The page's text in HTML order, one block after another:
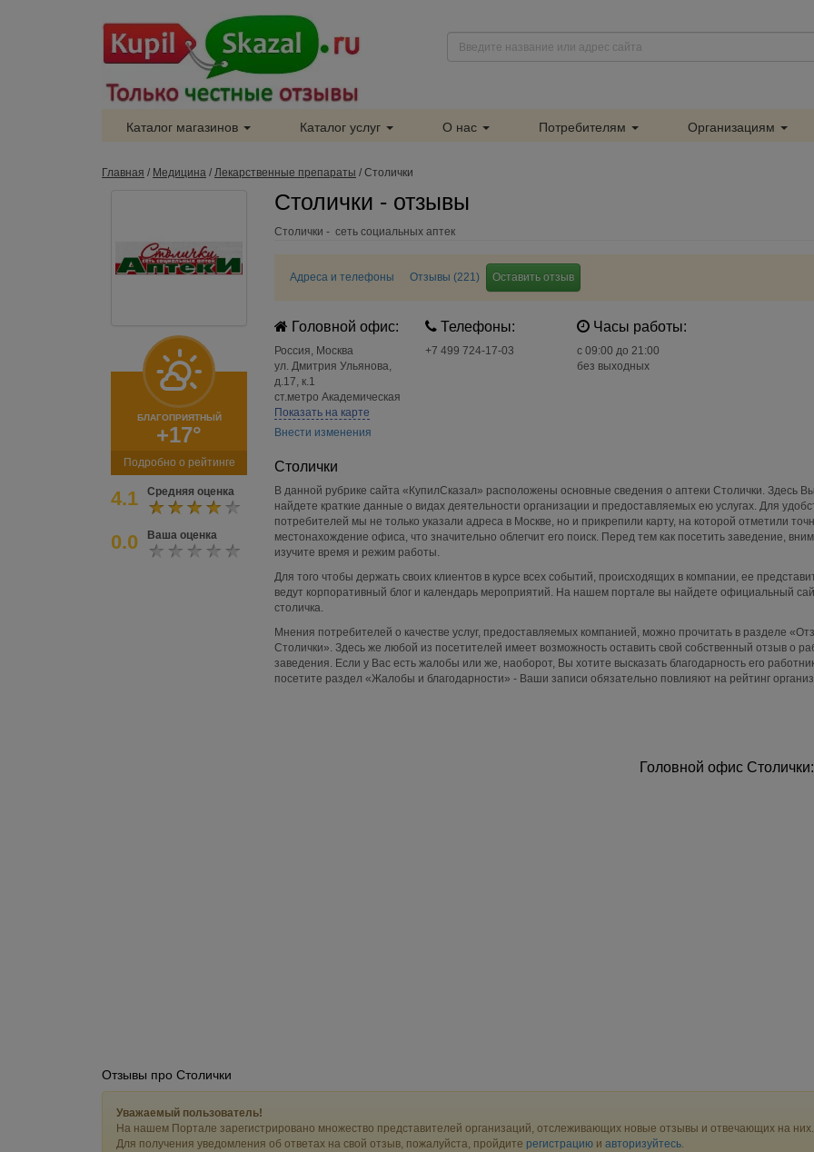
Каталог магазинов Каталог услуг О нас Потребителям Организациям
Главная / Медицина / Лекарственные препараты / Столички
БЛАГОПРИЯТНЫЙ
+17°
Подробно о рейтинге
4.1 Средняя оценка
0.0 Ваша оценка
Столички - отзывы
Столички - сеть социальных аптек
Адреса и телефоны Отзывы (221) Оставить отзыв
Головной офис:
Россия, Москва
ул. Дмитрия Ульянова,
д.17, к.1
ст.метро Академическая
Показать на карте
Внести изменения
Телефоны:
+7 499 724-17-03
Часы работы:
c 09:00 до 21:00
без выходных
Столички
В данной рубрике сайта «КупилСказал» расположены основные сведения о аптеки Cтолички. Здесь Вы
найдете краткие данные о видах деятельности организации и предоставляемых ею услугах. Для
потребителей мы не только указали адреса в Москве, но и прикрепили карту, на которой отметили
местонахождение офиса, что значительно облегчит его поиск. Перед тем как посетить заведение,
изучите время и режим работы.
Для того чтобы держать своих клиентов в курсе всех событий, происходящих в компании, ее
ведут корпоративный блог и календарь мероприятий. На нашем портале вы найдете официальный
столичка.
Мнения потребителей о качестве услуг, предоставляемых компанией, можно прочитать в разделе
Столички». Здесь же любой из посетителей имеет возможность оставить свой собственный отзыв о
заведения. Если у Вас есть жалобы или же, наоборот, Вы хотите высказать благодарность его
посетите раздел «Жалобы и благодарности» - Ваши записи обязательно повлияют на рейтинг
Головной офис Столички:
Отзывы про Столички
Уважаемый пользователь!
На нашем Портале зарегистрировано множество представителей организаций, отслеживающих новые отзывы и отвечающих на них.
Для получения уведомления об ответах на свой отзыв, пожалуйста, пройдите регистрацию и авторизуйтесь.